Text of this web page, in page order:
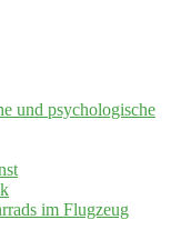
und psychologische
im Flugzeug